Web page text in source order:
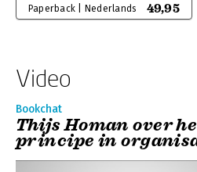
Paperback | Nederlands 49,95
Video
Bookchat
Thijs Homan over
principe in